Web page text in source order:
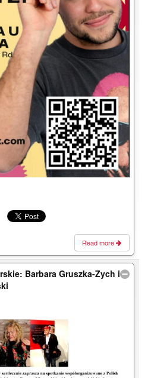
Read more
Barbara Gruszka-Zych i